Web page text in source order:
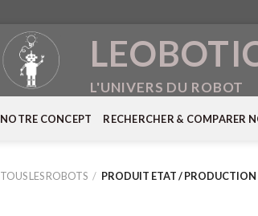
L'UNIVERS DU ROBOT
NOTRE CONCEPT RECHERCHER & COMPARER
TOUS LES ROBOTS / PRODUIT ETAT / PRODUCTION